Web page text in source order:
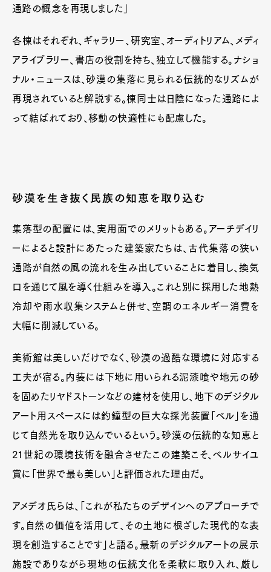
通路の概念を再現しました」
各棟はそれぞれ、ギャラリー、研究室、オーディトリアム、メディ
アライブラリー、書店の役割を持ち、独立して機能する。ナショ
ナル・ニュースは、砂漠の集落に見られる伝統的なリズムが
再現されていると解説する。棟同士は日陰になった通路によ
って結ばれており、移動の快適性にも配慮した。
砂漠を生き抜く民族の知恵を取り込む
集落型の配置には、実用面でのメリットもある。アーチデイリ
ーによると設計にあたった建築家たちは、古代集落の狭い
通路が自然の風の流れを生み出していることに着目し、換気
口を通じて風を導く仕組みを導入。これと別に採用した地熱
冷却や雨水収集システムと併せ、空調のエネルギー消費を
大幅に削減している。
美術館は美しいだけでなく、砂漠の過酷な環境に対応する
工夫が宿る。内装には下地に用いられる泥漆喰や地元の砂
を固めたリヤドストーンなどの建材を使用し、地下のデジタル
アート用スペースには釣鐘型の巨大な採光装置「ベル」を通
じて自然光を取り込んでいるという。砂漠の伝統的な知恵と
21世紀の環境技術を融合させたこの建築こそ、ベルサイユ
賞に「世界で最も美しい」と評価された理由だ。
アメデオ氏らは、「これが私たちのデザインへのアプローチで
す。自然の価値を活用して、その土地に根ざした現代的な表
現を創造することです」と語る。最新のデジタルアートの展示
施設でありながら現地の伝統文化を柔軟に取り入れ、厳し